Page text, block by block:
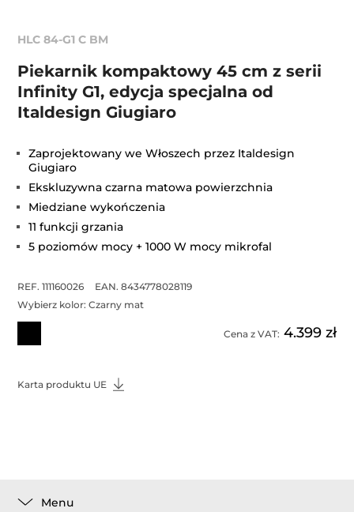
HLC 84-G1 C BM
Piekarnik kompaktowy 45 cm z serii
Infinity G1, edycja specjalna od
Italdesign Giugiaro
Zaprojektowany we Włoszech przez Italdesign
Giugiaro
Ekskluzywna czarna matowa powierzchnia
Miedziane wykończenia
11 funkcji grzania
5 poziomów mocy + 1000 W mocy mikrofal
REF. 111160026
EAN. 8434778028119
Wybierz kolor:Czarny mat
Cena z VAT: 4.399 zł
Karta produktu UE
Menu